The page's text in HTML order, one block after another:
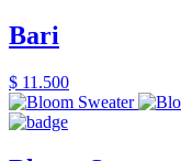
Bari
$ 11.500